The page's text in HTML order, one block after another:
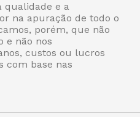
qualidade e a
na apuração de todo o
porém, que não
e não nos
custos ou lucros
com base nas